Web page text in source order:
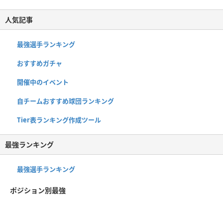
人気記事
最強選手ランキング
おすすめガチャ
開催中のイベント
自チームおすすめ球団ランキング
Tier表ランキング作成ツール
最強ランキング
最強選手ランキング
ポジション別最強